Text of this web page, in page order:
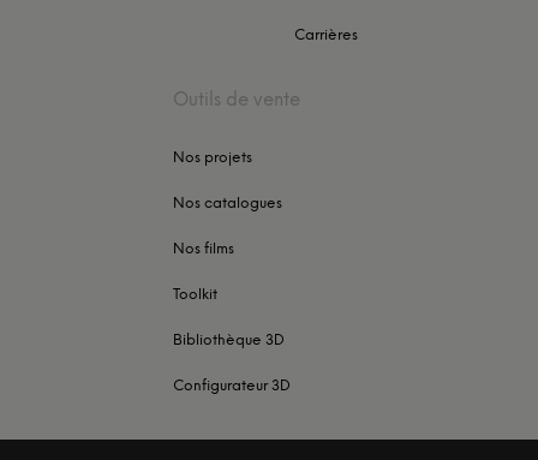
Carrières
Outils de vente
Nos projets
Nos catalogues
Nos films
Toolkit
Bibliothèque 3D
Configurateur 3D